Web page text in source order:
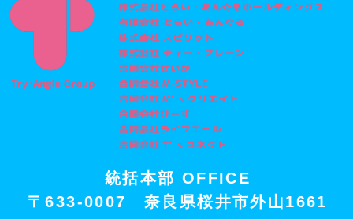
統括本部 OFFICE
〒633-0007 奈良県桜井市外山1661